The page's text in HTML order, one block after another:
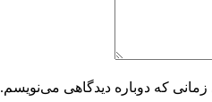
که دوباره دیدگاهی می‌نویسم.